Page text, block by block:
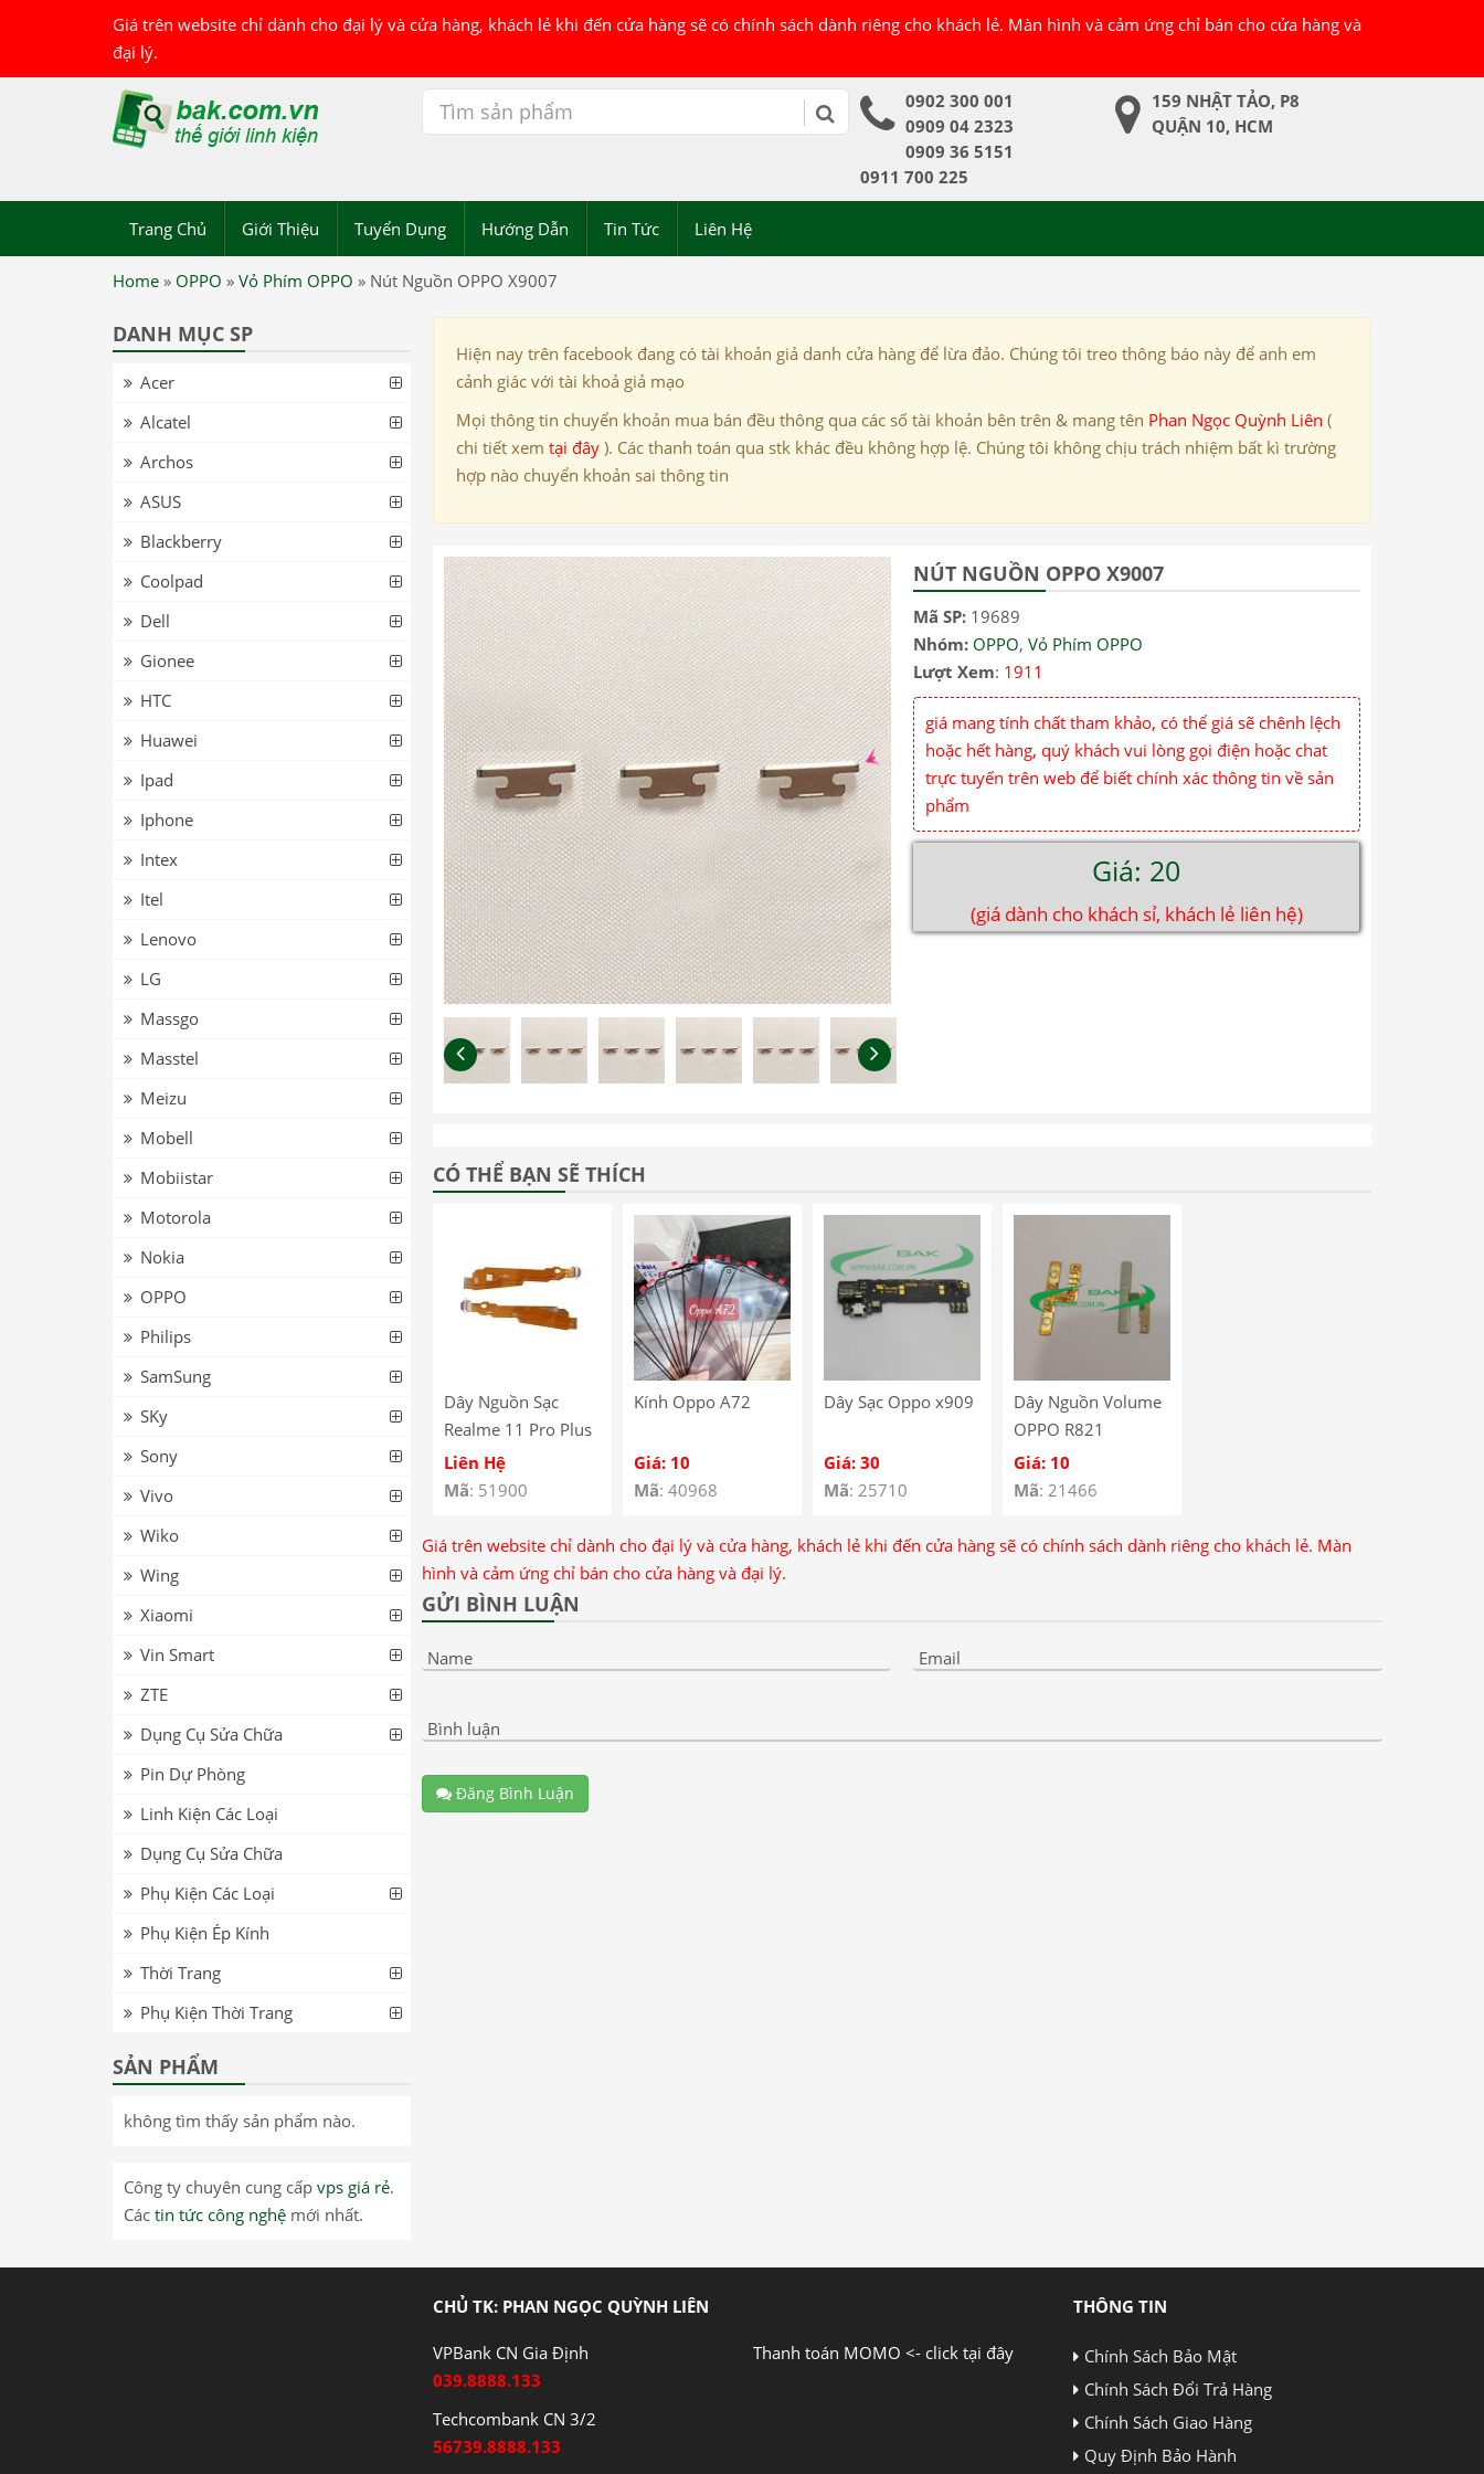
Giá trên website chỉ dành cho đại lý và cửa hàng, khách lẻ khi đến cửa hàng sẽ có chính sách dành riêng cho khách lẻ. Màn hình và cảm ứng chỉ bán cho cửa hàng và
đại lý.
0902 300 001
0909 04 2323
0909 36 5151
0911 700 225
159 NHẬT TẢO, P8
QUẬN 10, HCM
Trang Chủ Giới Thiệu Tuyển Dụng Hướng Dẫn Tin Tức Liên Hệ
Home » OPPO » Vỏ Phím OPPO » Nút Nguồn OPPO X9007
Hiện nay trên facebook đang có tài khoản giả danh cửa hàng để lừa đảo. Chúng tôi treo thông báo này để anh em
cảnh giác với tài khoả giả mạo
Mọi thông tin chuyển khoản mua bán đều thông qua các số tài khoản bên trên & mang tên Phan Ngọc Quỳnh Liên (
chi tiết xem tại đây ). Các thanh toán qua stk khác đều không hợp lệ. Chúng tôi không chịu trách nhiệm bất kì trường
hợp nào chuyển khoản sai thông tin
NÚT NGUỒN OPPO X9007
Mã SP: 19689
Nhóm: OPPO, Vỏ Phím OPPO
Lượt Xem: 1911
giá mang tính chất tham khảo, có thể giá sẽ chênh lệch
hoặc hết hàng, quý khách vui lòng gọi điện hoặc chat
trực tuyến trên web để biết chính xác thông tin về sản
phẩm
Giá: 20
(giá dành cho khách sỉ, khách lẻ liên hệ)
CÓ THỂ BẠN SẼ THÍCH
Dây Nguồn Sạc
Realme 11 Pro Plus
5G / Cáp Sạc Realme
11 Pro+ 5G
Liên Hệ
Mã: 51900
Kính Oppo A72
Giá: 10
Mã: 40968
Dây Sạc Oppo x909
Giá: 30
Mã: 25710
Dây Nguồn Volume
OPPO R821
Giá: 10
Mã: 21466
Giá trên website chỉ dành cho đại lý và cửa hàng, khách lẻ khi đến cửa hàng sẽ có chính sách dành riêng cho khách lẻ. Màn
hình và cảm ứng chỉ bán cho cửa hàng và đại lý.
GỬI BÌNH LUẬN
Name Email
Bình luận
Đăng Bình Luận
DANH MỤC SP
Acer
Alcatel
Archos
ASUS
Blackberry
Coolpad
Dell
Gionee
HTC
Huawei
Ipad
Iphone
Intex
Itel
Lenovo
LG
Massgo
Masstel
Meizu
Mobell
Mobiistar
Motorola
Nokia
OPPO
Philips
SamSung
SKy
Sony
Vivo
Wiko
Wing
Xiaomi
Vin Smart
ZTE
Dụng Cụ Sửa Chữa
Pin Dự Phòng
Linh Kiện Các Loại
Dụng Cụ Sửa Chữa
Phụ Kiện Các Loại
Phụ Kiện Ép Kính
Thời Trang
Phụ Kiện Thời Trang
SẢN PHẨM
không tìm thấy sản phẩm nào.
Công ty chuyên cung cấp vps giá rẻ.
Các tin tức công nghệ mới nhất.
CHỦ TK: PHAN NGỌC QUỲNH LIÊN
VPBank CN Gia Định
039.8888.133
Techcombank CN 3/2
56739.8888.133
Thanh toán MOMO <- click tại đây
THÔNG TIN
Chính Sách Bảo Mật
Chính Sách Đổi Trả Hàng
Chính Sách Giao Hàng
Quy Định Bảo Hành